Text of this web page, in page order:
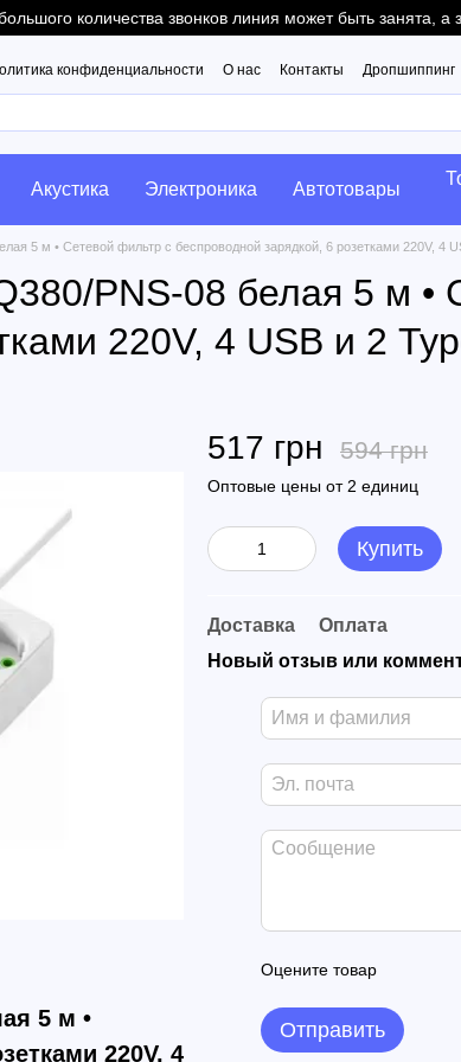
количества звонков линия может быть занята,
конфиденциальности О нас Контакты Дропшиппинг
Акустика Электроника Автотовары
5 м • Сетевой фильтр с беспроводной зарядкой, 6 розетками 220V, 4
PNS-08 белая 5 м •
220V, 4 USB и 2
5 м •
220V, 4
517 грн 594 грн
Оптовые цены от 2 единиц
Купить
Доставка
Оплата
Новый отзыв или
Оцените товар
Отправить